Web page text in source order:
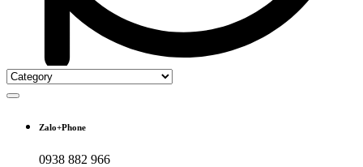
Zalo+Phone
0938 882 966